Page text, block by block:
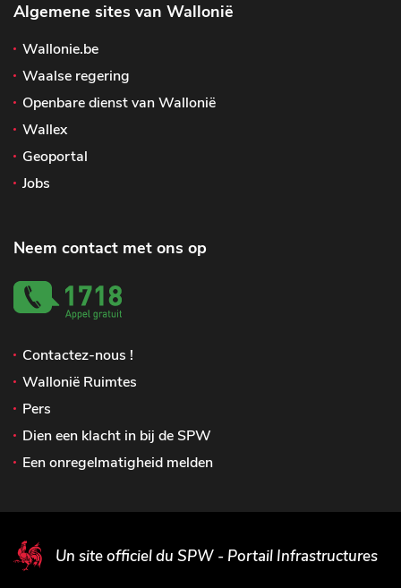
Algemene sites van Wallonië
Wallonie.be
Waalse regering
Openbare dienst van Wallonië
Wallex
Geoportal
Jobs
Neem contact met ons op
Contactez-nous !
Wallonië Ruimtes
Pers
Dien een klacht in bij de SPW
Een onregelmatigheid melden
Un site officiel du SPW - Portail Infrastructures